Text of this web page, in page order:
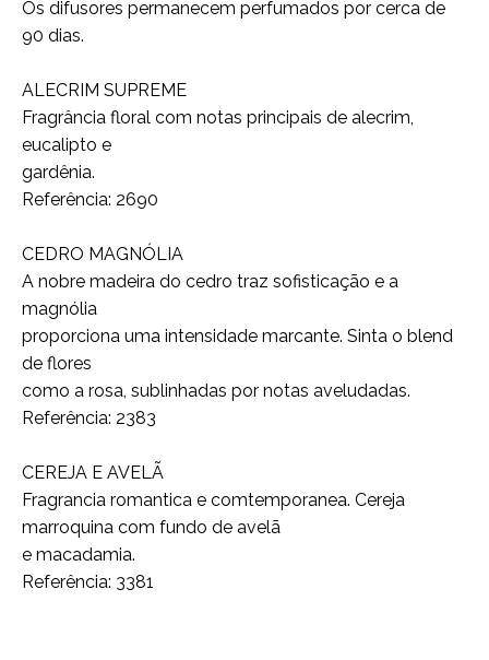
Os difusores permanecem perfumados por cerca de
90 dias.
ALECRIM SUPREME
Fragrância floral com notas principais de alecrim,
eucalipto e
gardênia.
Referência: 2690
CEDRO MAGNÓLIA
A nobre madeira do cedro traz sofisticação e a
magnólia
proporciona uma intensidade marcante. Sinta o blend
de flores
como a rosa, sublinhadas por notas aveludadas.
Referência: 2383
CEREJA E AVELÃ
Fragrancia romantica e comtemporanea. Cereja
marroquina com fundo de avelã
e macadamia.
Referência: 3381